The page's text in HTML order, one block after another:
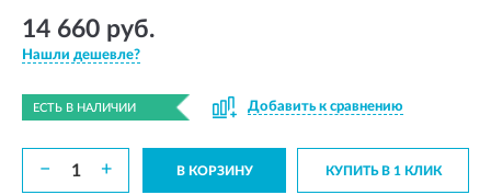
14 660 руб.
Нашли дешевле?
ЕСТЬ В НАЛИЧИИ Добавить к сравнению
− + В КОРЗИНУ КУПИТЬ В 1 КЛИК